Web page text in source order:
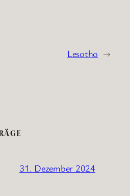
Lesotho →
31. Dezember 2024